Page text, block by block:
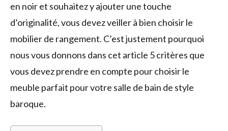
en noir et souhaitez y ajouter une touche
d’originalité, vous devez veiller à bien choisir le
mobilier de rangement. C’est justement pourquoi
nous vous donnons dans cet article 5 critères que
vous devez prendre en compte pour choisir le
meuble parfait pour votre salle de bain de style
baroque.